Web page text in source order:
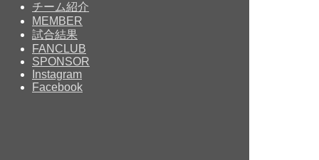
チーム紹介
MEMBER
試合結果
FANCLUB
SPONSOR
Instagram
Facebook